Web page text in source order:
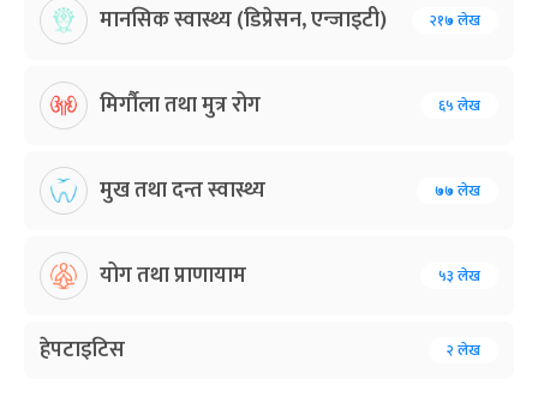
मानसिक स्वास्थ्य (डिप्रेसन, एन्जाइटी) २१७ लेख
मिर्गौला तथा मुत्र रोग ६५ लेख
मुख तथा दन्त स्वास्थ्य ७७ लेख
योग तथा प्राणायाम ५३ लेख
हेपटाइटिस २ लेख